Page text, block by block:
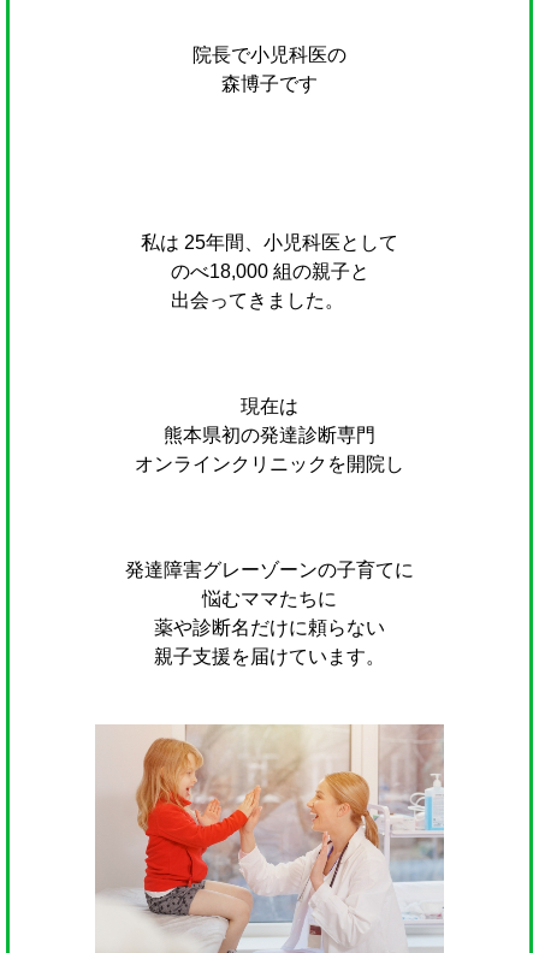
院長で小児科医の
森博子です
私は 25年間、小児科医として
のべ18,000 組の親子と
出会ってきました。
現在は
熊本県初の発達診断専門
オンラインクリニックを開院し
発達障害グレーゾーンの子育てに
悩むママたちに
薬や診断名だけに頼らない
親子支援を届けています。